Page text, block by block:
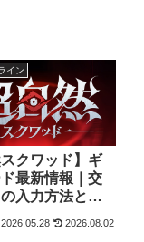
イン
スクワッド】ギ
最新情報｜交
入力方法と受
2026.05.28 2026.08.02